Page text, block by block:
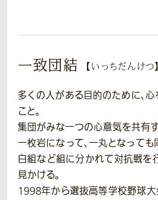
一致団結 【いっちだんけつ】
多くの人がある目的のために、
こと。
集団がみな一つの心意気を共有
一枚岩になって、一丸となっても
白組など組に分かれて対抗戦を
見かける。
1998年から選抜高等学校野球大